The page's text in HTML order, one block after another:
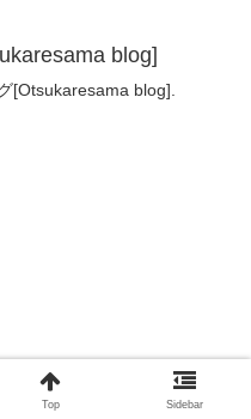
blog]
[Otsukaresama blog].
Top Sidebar